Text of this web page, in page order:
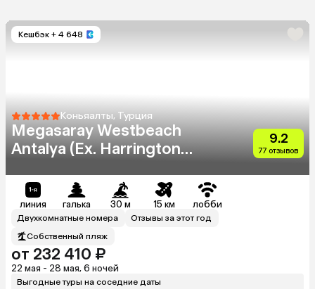
Кешбэк + 4 648
Коньяалты, Турция
Megasaray Westbeach
Antalya (Ex. Harrington
9.2
77 отзывов
линия галька 30 м 15 км лобби
Двухкомнатные номера
Отзывы за этот год
Собственный пляж
от 232 410 ₽
22 мая - 28 мая, 6 ночей
Выгодные туры на соседние даты